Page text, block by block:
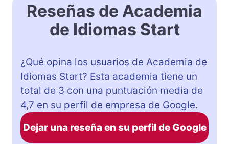
Reseñas de Academia
de Idiomas Start
¿Qué opina los usuarios de Academia de
Idiomas Start? Esta academia tiene un
total de 3 con una puntuación media de
4,7 en su perfil de empresa de Google.
Dejar una reseña en su perfil de Google